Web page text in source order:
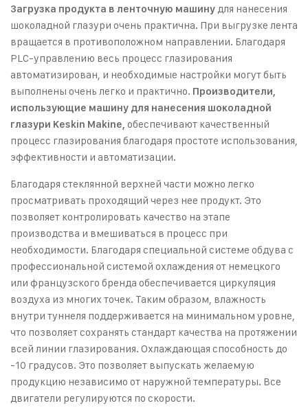
Загрузка продукта в ленточную машину для нанесения
шоколадной глазури очень практична. При выгрузке лента
вращается в противоположном направлении. Благодаря
PLC-управлению весь процесс глазирования
автоматизирован, и необходимые настройки могут быть
выполнены очень легко и практично. Производители,
использующие машину для нанесения шоколадной
глазури Keskin Makine, обеспечивают качественный
процесс глазирования благодаря простоте использования,
эффективности и автоматизации.
Благодаря стеклянной верхней части можно легко
просматривать проходящий через нее продукт. Это
позволяет контролировать качество на этапе
производства и вмешиваться в процесс при
необходимости. Благодаря специальной системе обдува с
профессиональной системой охлаждения от немецкого
или французского бренда обеспечивается циркуляция
воздуха из многих точек. Таким образом, влажность
внутри туннеля поддерживается на минимальном уровне,
что позволяет сохранять стандарт качества на протяжении
всей линии глазирования. Охлаждающая способность до
-10 градусов. Это позволяет выпускать желаемую
продукцию независимо от наружной температуры. Все
двигатели регулируются по скорости.